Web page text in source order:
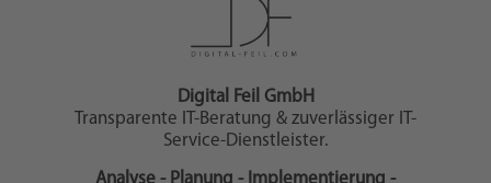
Digital Feil GmbH
Transparente IT-Beratung & zuverlässiger IT-
Service-Dienstleister.
Analyse - Planung - Implementierung -